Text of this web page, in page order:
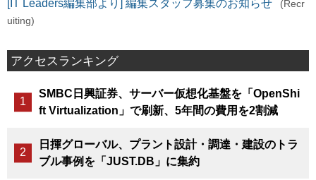
[IT Leaders編集部より] 編集スタッフ募集のお知らせ
(Recr
uiting)
アクセスランキング
SMBC日興証券、サーバー仮想化基盤を「OpenShi
ft Virtualization」で刷新、5年間の費用を2割減
日揮グローバル、プラント設計・調達・建設のトラ
ブル事例を「JUST.DB」に集約